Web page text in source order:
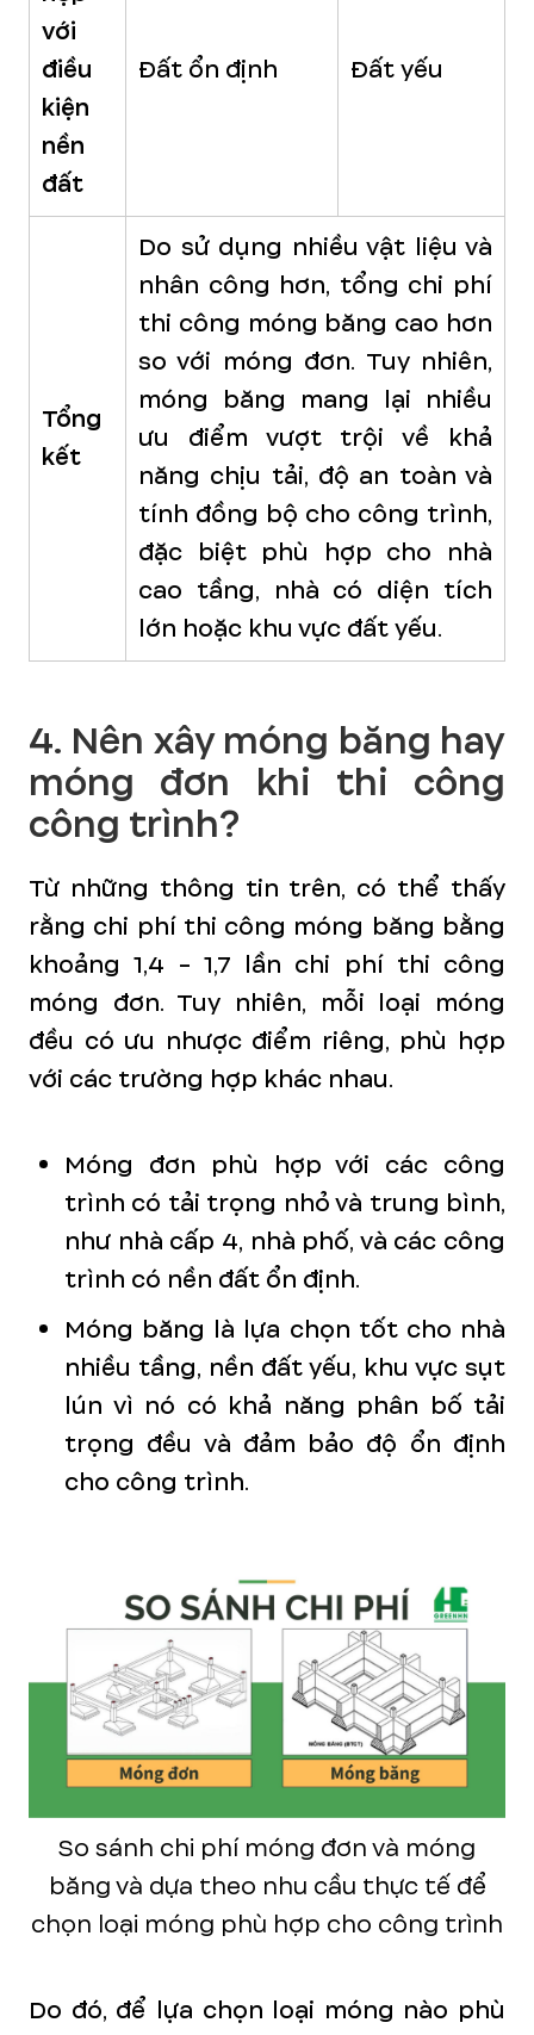
với
điều
kiện
nền
đất
Đất ổn định Đất yếu
Tổng
kết
Do sử dụng nhiều vật liệu và
nhân công hơn, tổng chi phí
thi công móng băng cao hơn
so với móng đơn. Tuy nhiên,
móng băng mang lại nhiều
ưu điểm vượt trội về khả
năng chịu tải, độ an toàn và
tính đồng bộ cho công trình,
đặc biệt phù hợp cho nhà
cao tầng, nhà có diện tích
lớn hoặc khu vực đất yếu.
4. Nên xây móng băng hay
móng đơn khi thi công
công trình?
Từ những thông tin trên, có thể thấy
rằng chi phí thi công móng băng bằng
khoảng 1,4 - 1,7 lần chi phí thi công
móng đơn. Tuy nhiên, mỗi loại móng
đều có ưu nhược điểm riêng, phù hợp
với các trường hợp khác nhau.
Móng đơn phù hợp với các công
trình có tải trọng nhỏ và trung bình,
như nhà cấp 4, nhà phố, và các công
trình có nền đất ổn định.
Móng băng là lựa chọn tốt cho nhà
nhiều tầng, nền đất yếu, khu vực sụt
lún vì nó có khả năng phân bố tải
trọng đều và đảm bảo độ ổn định
cho công trình.
So sánh chi phí móng đơn và móng
băng và dựa theo nhu cầu thực tế để
chọn loại móng phù hợp cho công trình
Do đó, để lựa chọn loại móng nào phù